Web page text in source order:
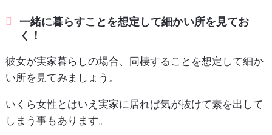
一緒に暮らすことを想定して細かい所を見てお
く！
彼女が実家暮らしの場合、同棲することを想定して細か
い所を見てみましょう。
いくら女性とはいえ実家に居れば気が抜けて素を出して
しまう事もあります。